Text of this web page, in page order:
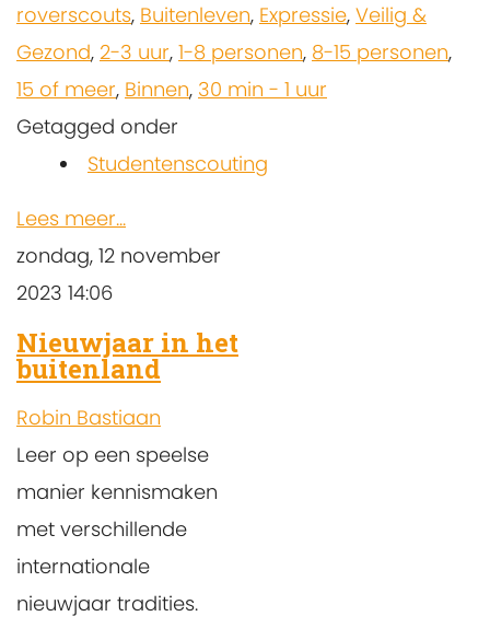
roverscouts, Buitenleven, Expressie, Veilig &
Gezond, 2-3 uur, 1-8 personen, 8-15 personen,
15 of meer, Binnen, 30 min - 1 uur
Getagged onder
Studentenscouting
Lees meer...
zondag, 12 november
2023 14:06
Nieuwjaar in het
buitenland
Robin Bastiaan
Leer op een speelse
manier kennismaken
met verschillende
internationale
nieuwjaar tradities.